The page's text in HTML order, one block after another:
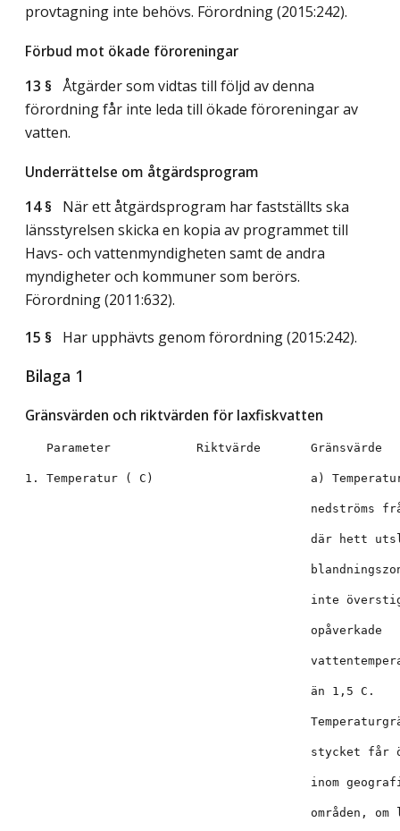
provtagning inte behövs. Förordning (2015:242).
Förbud mot ökade föroreningar
13 § Åtgärder som vidtas till följd av denna
förordning får inte leda till ökade föroreningar av
vatten.
Underrättelse om åtgärdsprogram
14 § När ett åtgärdsprogram har fastställts ska
länsstyrelsen skicka en kopia av programmet till
Havs- och vattenmyndigheten samt de andra
myndigheter och kommuner som berörs.
Förordning (2011:632).
15 § Har upphävts genom förordning (2015:242).
Bilaga 1
Gränsvärden och riktvärden för laxfiskvatten